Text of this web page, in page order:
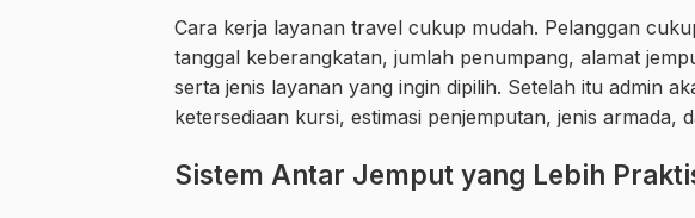
Cara kerja layanan travel cukup mudah. Pelanggan
tanggal keberangkatan, jumlah penumpang, alamat
serta jenis layanan yang ingin dipilih. Setelah itu admin
ketersediaan kursi, estimasi penjemputan, jenis armada,
Sistem Antar Jemput yang Lebih